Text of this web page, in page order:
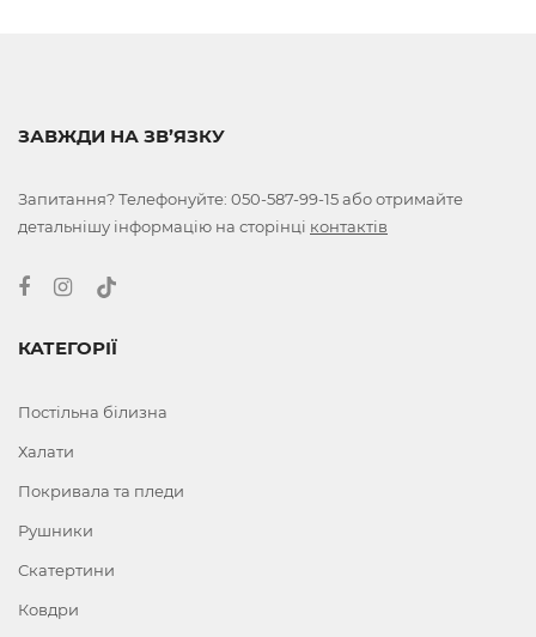
ЗАВЖДИ НА ЗВ’ЯЗКУ
Запитання? Телефонуйте: 050-587-99-15або отримайте
детальнішу інформацію на сторінці контактів
КАТЕГОРІЇ
Постільна білизна
Халати
Покривала та пледи
Рушники
Скатертини
Ковдри